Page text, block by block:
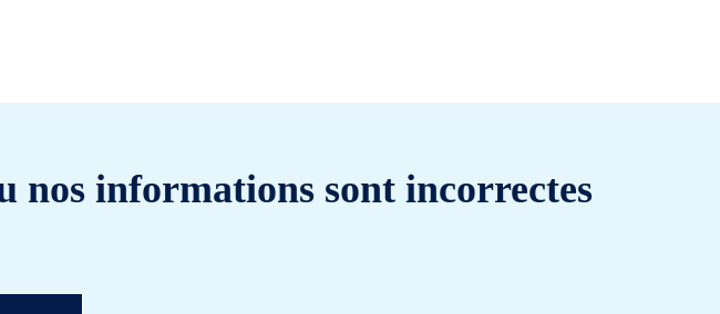
nos informations sont incorrectes